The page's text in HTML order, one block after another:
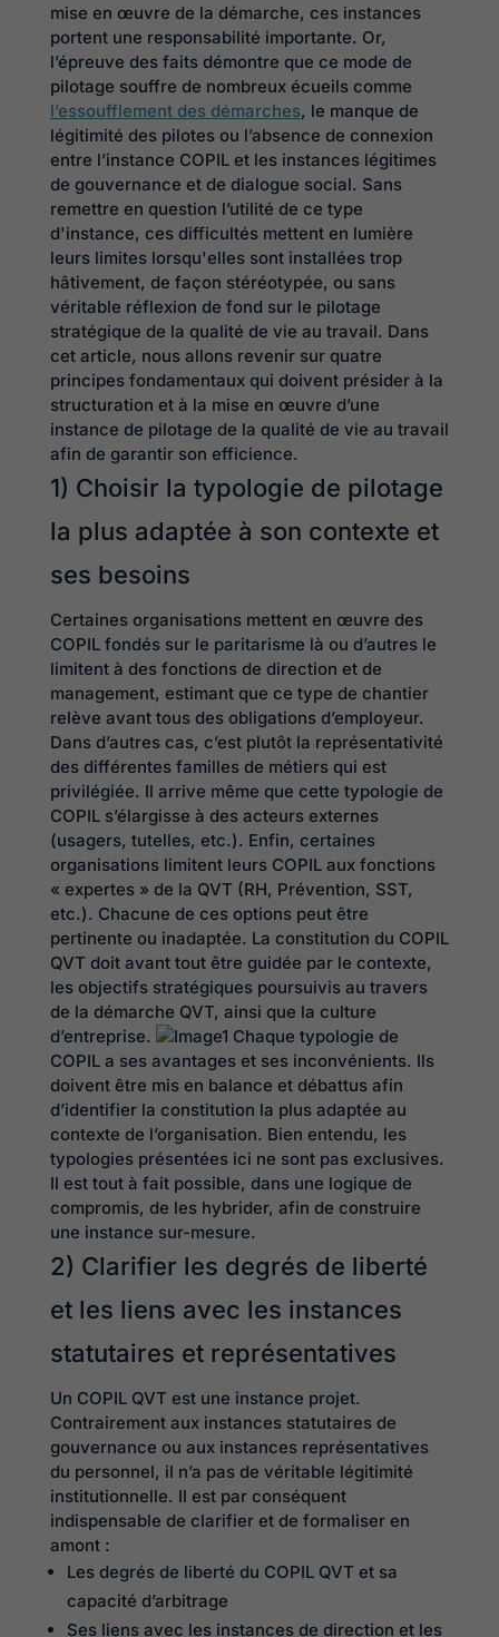
mise en œuvre de la démarche, ces instances
portent une responsabilité importante. Or,
l’épreuve des faits démontre que ce mode de
pilotage souffre de nombreux écueils comme
l’essoufflement des démarches, le manque de
légitimité des pilotes ou l’absence de connexion
entre l’instance COPIL et les instances légitimes
de gouvernance et de dialogue social. Sans
remettre en question l’utilité de ce type
d'instance, ces difficultés mettent en lumière
leurs limites lorsqu'elles sont installées trop
hâtivement, de façon stéréotypée, ou sans
véritable réflexion de fond sur le pilotage
stratégique de la qualité de vie au travail. Dans
cet article, nous allons revenir sur quatre
principes fondamentaux qui doivent présider à la
structuration et à la mise en œuvre d’une
instance de pilotage de la qualité de vie au travail
afin de garantir son efficience.
1) Choisir la typologie de pilotage
la plus adaptée à son contexte et
ses besoins
Certaines organisations mettent en œuvre des
COPIL fondés sur le paritarisme là ou d’autres le
limitent à des fonctions de direction et de
management, estimant que ce type de chantier
relève avant tous des obligations d’employeur.
Dans d’autres cas, c’est plutôt la représentativité
des différentes familles de métiers qui est
privilégiée. Il arrive même que cette typologie de
COPIL s’élargisse à des acteurs externes
(usagers, tutelles, etc.). Enfin, certaines
organisations limitent leurs COPIL aux fonctions
« expertes » de la QVT (RH, Prévention, SST,
etc.). Chacune de ces options peut être
pertinente ou inadaptée. La constitution du COPIL
QVT doit avant tout être guidée par le contexte,
les objectifs stratégiques poursuivis au travers
de la démarche QVT, ainsi que la culture
d’entreprise.
Chaque typologie de
COPIL a ses avantages et ses inconvénients. Ils
doivent être mis en balance et débattus afin
d’identifier la constitution la plus adaptée au
contexte de l’organisation. Bien entendu, les
typologies présentées ici ne sont pas exclusives.
Il est tout à fait possible, dans une logique de
compromis, de les hybrider, afin de construire
une instance sur-mesure.
2) Clarifier les degrés de liberté
et les liens avec les instances
statutaires et représentatives
Un COPIL QVT est une instance projet.
Contrairement aux instances statutaires de
gouvernance ou aux instances représentatives
du personnel, il n’a pas de véritable légitimité
institutionnelle. Il est par conséquent
indispensable de clarifier et de formaliser en
amont :
Les degrés de liberté du COPIL QVT et sa
capacité d’arbitrage
Ses liens avec les instances de direction et les